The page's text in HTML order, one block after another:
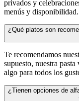
privados y
menús y disponibilidad.
¿Qué platos son
Te recomendamos
supuesto, nuestra
algo para todos los
¿Tienen opciones de